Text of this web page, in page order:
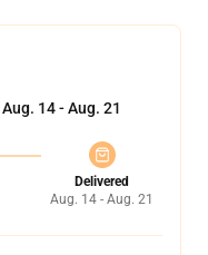
Aug. 14 - Aug. 21
Delivered
Aug. 14 - Aug. 21